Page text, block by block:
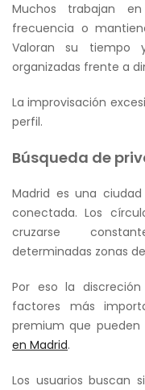
Muchos trabajan
frecuencia o
Valoran su tiempo
organizadas frente a
La improvisación
perfil.
Búsqueda de
Madrid es una
conectada. Los
cruzarse
determinadas zonas
Por eso la
factores más
premium que pueden
en Madrid.
Los usuarios buscan